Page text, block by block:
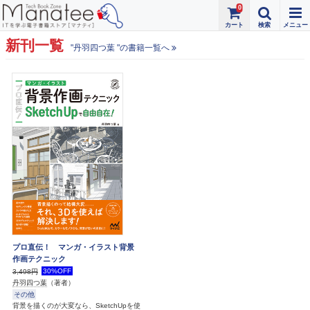
0
新刊一覧 "丹羽四つ葉 "の書籍一覧へ
プロ直伝！ マンガ・イラスト背景
作画テクニック
3,498円
30%OFF
丹羽四つ葉 （著者）
その他
背景を描くのが大変なら、SketchUpを使